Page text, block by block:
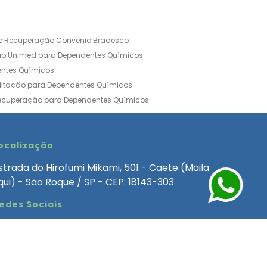
Recuperação Convênio Bradesco
Unimed para Dependentes Químicos
Químicos
para Dependentes Químicos
para Dependentes Químicos
Convênio Médico SulAmérica
de Recuperação Alcoolismo
Clínica de Recuperação para Alcoólatra
Químicos
Clinica Dependencia Quimica
para Dependentes Quimicos
Químicos Particular
do Hirofumi Mikami, 501 - Caete (Maila
- São Roque / SP - CEP: 18143-303
Sociais